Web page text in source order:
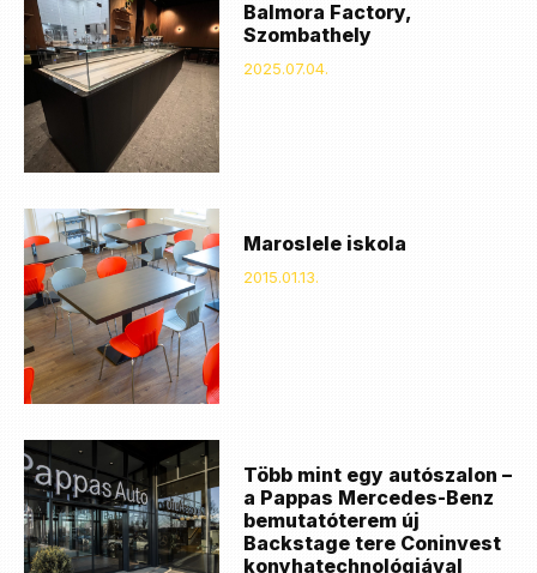
Balmora Factory,
Szombathely
2025.07.04.
Maroslele iskola
2015.01.13.
Több mint egy autószalon –
a Pappas Mercedes-Benz
bemutatóterem új
Backstage tere Coninvest
konyhatechnológiával